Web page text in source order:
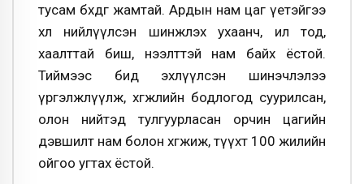
тусам бөхдөг жамтай. Ардын нам цаг үетэйгээ
хөл нийлүүлсэн шинжлэх ухаанч, ил тод,
хаалттай биш, нээлттэй нам байх ёстой.
Тиймээс бид эхлүүлсэн шинэчлэлээ
үргэлжлүүлж, хөгжлийн бодлогод суурилсан,
олон нийтэд тулгуурласан орчин цагийн
дэвшилт нам болон хөгжиж, түүхт 100 жилийн
ойгоо угтах ёстой.